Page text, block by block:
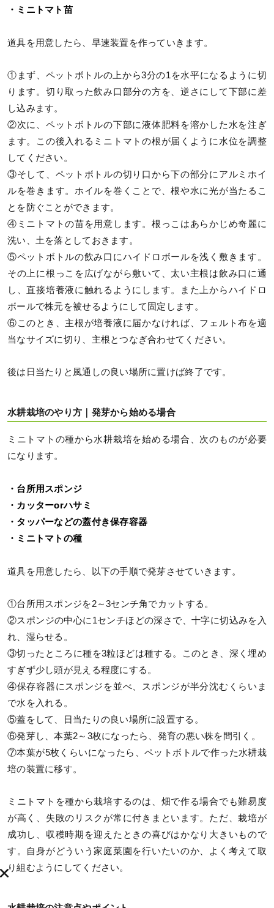
・ミニトマト苗
道具を用意したら、早速装置を作っていきます。
①まず、ペットボトルの上から3分の1を水平になるように切
ります。切り取った飲み口部分の方を、逆さにして下部に差
し込みます。
②次に、ペットボトルの下部に液体肥料を溶かした水を注ぎ
ます。この後入れるミニトマトの根が届くように水位を調整
してください。
③そして、ペットボトルの切り口から下の部分にアルミホイ
ルを巻きます。ホイルを巻くことで、根や水に光が当たるこ
とを防ぐことができます。
④ミニトマトの苗を用意します。根っこはあらかじめ奇麗に
洗い、土を落としておきます。
⑤ペットボトルの飲み口にハイドロボールを浅く敷きます。
その上に根っこを広げながら敷いて、太い主根は飲み口に通
し、直接培養液に触れるようにします。また上からハイドロ
ボールで株元を被せるようにして固定します。
⑥このとき、主根が培養液に届かなければ、フェルト布を適
当なサイズに切り、主根とつなぎ合わせてください。
後は日当たりと風通しの良い場所に置けば終了です。
水耕栽培のやり方｜発芽から始める場合
ミニトマトの種から水耕栽培を始める場合、次のものが必要
になります。
・台所用スポンジ
・カッターorハサミ
・タッパーなどの蓋付き保存容器
・ミニトマトの種
道具を用意したら、以下の手順で発芽させていきます。
①台所用スポンジを2～3センチ角でカットする。
②スポンジの中心に1センチほどの深さで、十字に切込みを入
れ、湿らせる。
③切ったところに種を3粒ほどは種する。このとき、深く埋め
すぎず少し頭が見える程度にする。
④保存容器にスポンジを並べ、スポンジが半分沈むくらいま
で水を入れる。
⑤蓋をして、日当たりの良い場所に設置する。
⑥発芽し、本葉2～3枚になったら、発育の悪い株を間引く。
⑦本葉が5枚くらいになったら、ペットボトルで作った水耕栽
培の装置に移す。
ミニトマトを種から栽培するのは、畑で作る場合でも難易度
が高く、失敗のリスクが常に付きまといます。ただ、栽培が
成功し、収穫時期を迎えたときの喜びはかなり大きいもので
す。自身がどういう家庭菜園を行いたいのか、よく考えて取
り組むようにしてください。